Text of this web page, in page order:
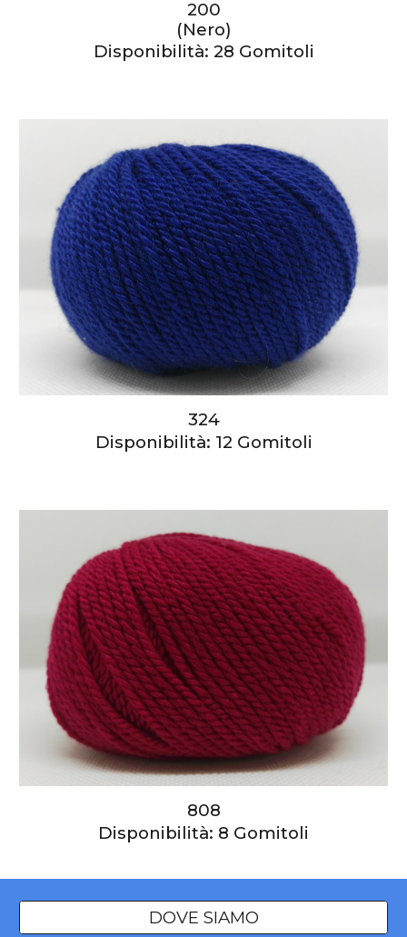
200
(Nero)
Disponibilità: 28 Gomitoli
324
Disponibilità: 12 Gomitoli
808
Disponibilità: 8 Gomitoli
DOVE SIAMO